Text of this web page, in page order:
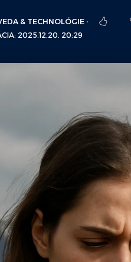
2025.12.20. 20:29
& TECHNOLÓGIE